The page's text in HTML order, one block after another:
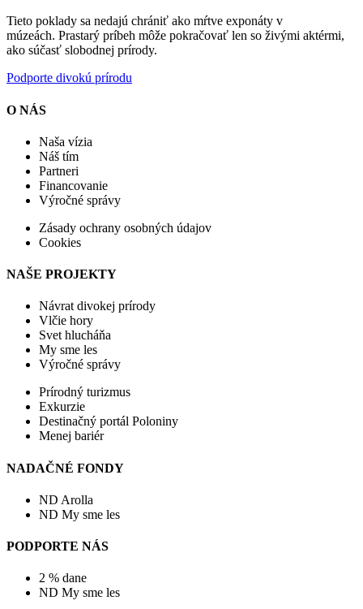
Tieto poklady sa nedajú chrániť ako mŕtve exponáty v
múzeách. Prastarý príbeh môže pokračovať len so živými aktérmi,
ako súčasť slobodnej prírody.
Podporte divokú prírodu
O NÁS
Naša vízia
Náš tím
Partneri
Financovanie
Výročné správy
Zásady ochrany osobných údajov
Cookies
NAŠE PROJEKTY
Návrat divokej prírody
Vlčie hory
Svet hlucháňa
My sme les
Výročné správy
Prírodný turizmus
Exkurzie
Destinačný portál Poloniny
Menej bariér
NADAČNÉ FONDY
ND Arolla
ND My sme les
PODPORTE NÁS
2 % dane
ND My sme les